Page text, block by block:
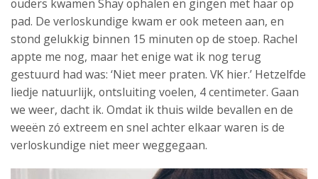
ouders kwamen Shay ophalen en gingen met haar op
pad. De verloskundige kwam er ook meteen aan, en
stond gelukkig binnen 15 minuten op de stoep. Rachel
appte me nog, maar het enige wat ik nog terug
gestuurd had was: ‘Niet meer praten. VK hier.’ Hetzelfde
liedje natuurlijk, ontsluiting voelen, 4 centimeter. Gaan
we weer, dacht ik. Omdat ik thuis wilde bevallen en de
weeën zó extreem en snel achter elkaar waren is de
verloskundige niet meer weggegaan.